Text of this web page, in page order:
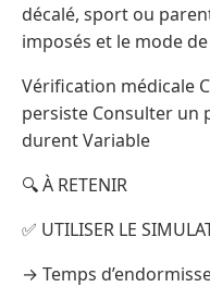
décalé, sport ou
imposés et le mode
Vérification médicale
persiste Consulter un
durent Variable
🔍 À RETENIR
✅ UTILISER LE
→ Temps